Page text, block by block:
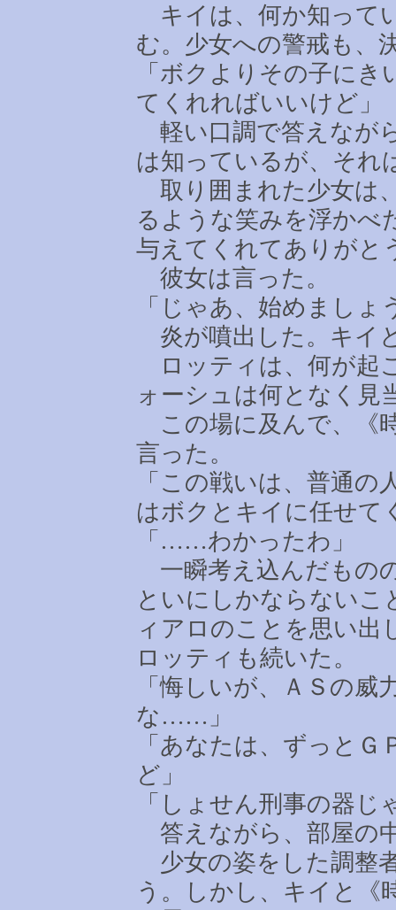
キイは、何か知って
む。少女への警戒も、
「ボクよりその子に
てくれればいいけど」
軽い口調で答えなが
は知っているが、それ
取り囲まれた少女は
るような笑みを浮かべ
与えてくれてありが
彼女は言った。
「じゃあ、始めましょ
炎が噴出した。キイ
ロッティは、何が起
ォーシュは何となく見
この場に及んで、《
言った。
「この戦いは、普通
はボクとキイに任せて
「 ……わかったわ」
一瞬考え込んだもの
といにしかならないこ
ィアロのことを思い出
ロッティも続いた。
「悔しいが、ＡＳの
な …… 」
「あなたは、ずっと
ど」
「しょせん刑事の器
答えながら、部屋の
少女の姿をした調整
う。しかし、キイと《